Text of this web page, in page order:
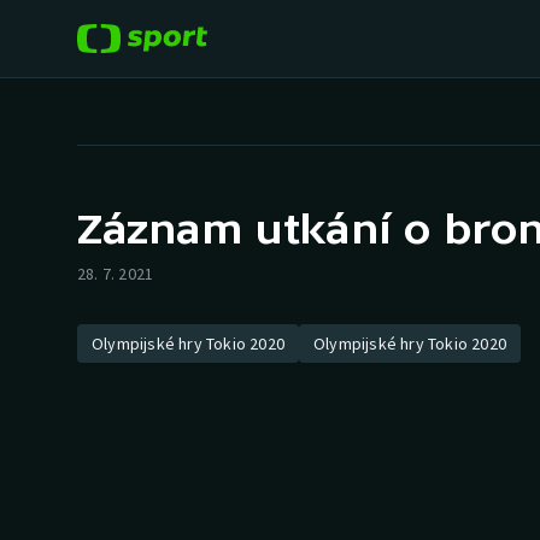
Hokej
Atletika
Baseball a softbal
Záznam utkání o
28. 7. 2021
Olympijské hry Tokio 2020 Olympijské hry Tokio 2020